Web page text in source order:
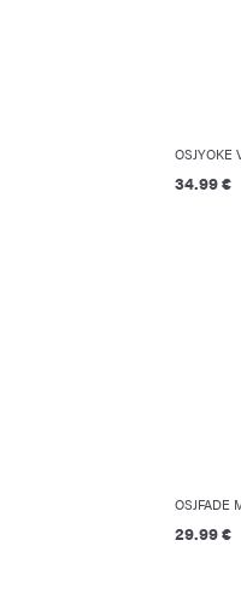
OSJYOKE
34.99 €
29.99 €